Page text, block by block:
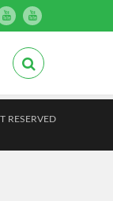
RESERVED